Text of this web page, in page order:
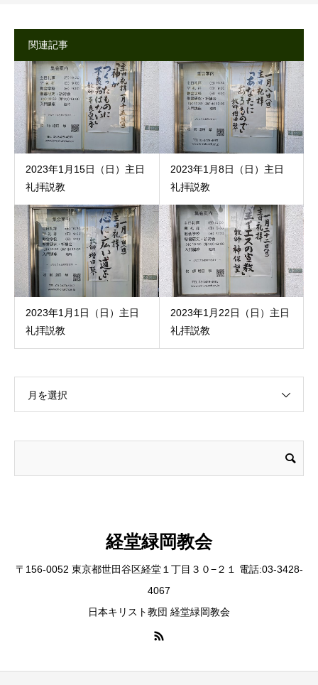
関連記事
2023年1月15日（日）主日
礼拝説教
2023年1月8日（日）主日
礼拝説教
2023年1月1日（日）主日
礼拝説教
2023年1月22日（日）主日
礼拝説教
月を選択
経堂緑岡教会
〒156-0052 東京都世田谷区経堂１丁目３０−２１ 電話:03-3428-
4067
日本キリスト教団 経堂緑岡教会